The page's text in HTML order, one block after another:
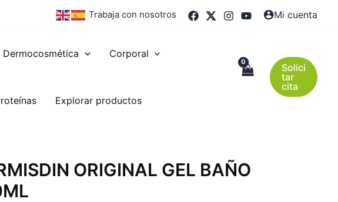
Trabaja con nosotros Mi cuenta
Dermocosmética Corporal
Explorar productos
Solici
tar
cita
ORIGINAL GEL BAÑO